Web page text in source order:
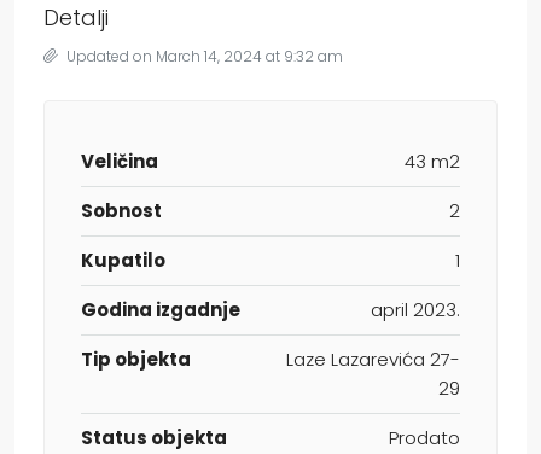
Detalji
Updated on March 14, 2024 at 9:32 am
Veličina
43 m2
Sobnost
2
Kupatilo
1
Godina izgadnje
april 2023.
Tip objekta
Laze Lazarevića 27-
29
Status objekta
Prodato